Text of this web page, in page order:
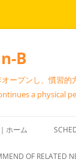
B
オープンし、慣習
a physical
ホーム
OF RELATED